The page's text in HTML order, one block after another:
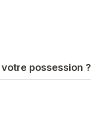
possession ?